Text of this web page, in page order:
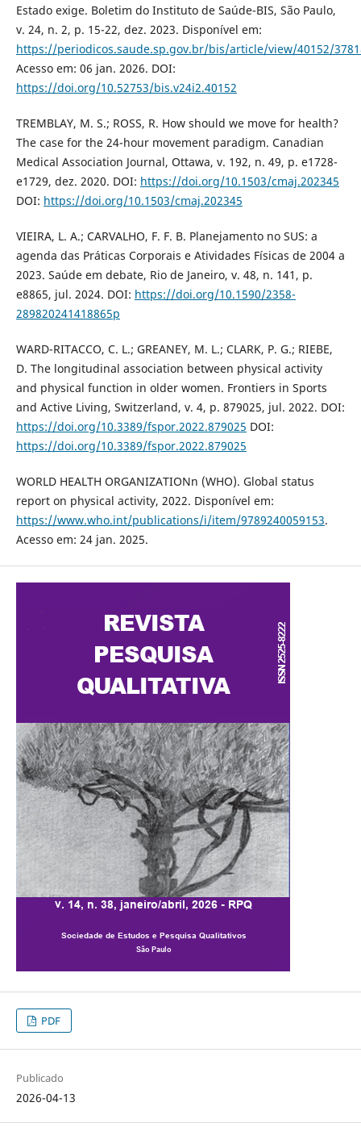
Estado exige. Boletim do Instituto de Saúde-BIS, São Paulo,
v. 24, n. 2, p. 15-22, dez. 2023. Disponível em:
https://periodicos.saude.sp.gov.br/bis/article/view/40152/
Acesso em: 06 jan. 2026. DOI:
https://doi.org/10.52753/bis.v24i2.40152
TREMBLAY, M. S.; ROSS, R. How should we move for health?
The case for the 24-hour movement paradigm. Canadian
Medical Association Journal, Ottawa, v. 192, n. 49, p. e1728-
e1729, dez. 2020. DOI: https://doi.org/10.1503/cmaj.202345
DOI: https://doi.org/10.1503/cmaj.202345
VIEIRA, L. A.; CARVALHO, F. F. B. Planejamento no SUS: a
agenda das Práticas Corporais e Atividades Físicas de 2004 a
2023. Saúde em debate, Rio de Janeiro, v. 48, n. 141, p.
e8865, jul. 2024. DOI: https://doi.org/10.1590/2358-
289820241418865p
WARD-RITACCO, C. L.; GREANEY, M. L.; CLARK, P. G.; RIEBE,
D. The longitudinal association between physical activity
and physical function in older women. Frontiers in Sports
and Active Living, Switzerland, v. 4, p. 879025, jul. 2022. DOI:
https://doi.org/10.3389/fspor.2022.879025 DOI:
https://doi.org/10.3389/fspor.2022.879025
WORLD HEALTH ORGANIZATIONn (WHO). Global status
report on physical activity, 2022. Disponível em:
https://www.who.int/publications/i/item/9789240059153.
Acesso em: 24 jan. 2025.
PDF
Publicado
2026-04-13